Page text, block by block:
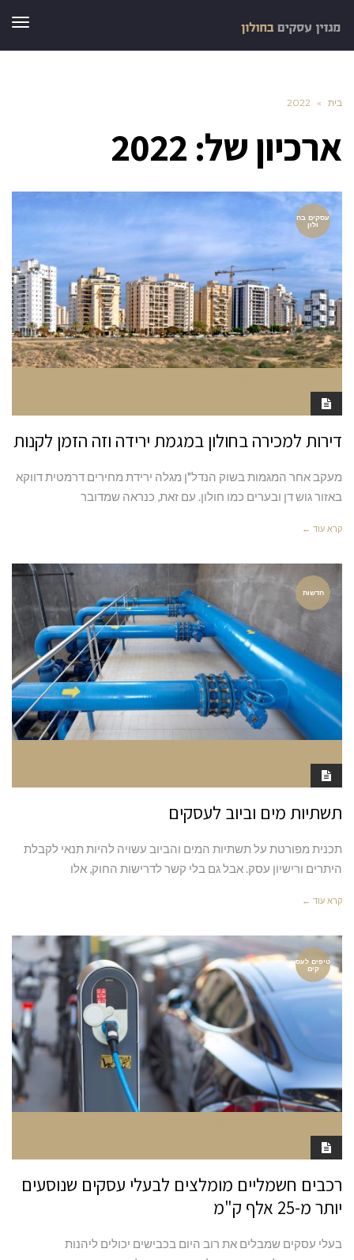
בית »
2022
ארכיון של: 2022
עסקים בח
ולון
RAN MARGALIT
דירות למכירה בחולון במגמת ירידה וזה הזמן לקנות
מעקב אחר המגמות בשוק הנדל"ן מגלה ירידת מחירים דרמטית דווקא
באזור גוש דן ובערים כמו חולון. עם זאת, כנראה שמדובר
קרא עוד ←
חדשות
RAN MARGALIT
תשתיות מים וביוב לעסקים
תכנית מפורטת על תשתיות המים והביוב עשויה להיות תנאי לקבלת
היתרים ורישיון עסק. אבל גם בלי קשר לדרישות החוק, אלו
קרא עוד ←
טיפים לעס
קים
RAN MARGALIT
רכבים חשמליים מומלצים לבעלי עסקים שנוסעים
יותר מ-25 אלף ק"מ
בעלי עסקים שמבלים את רוב היום בכבישים יכולים ליהנות